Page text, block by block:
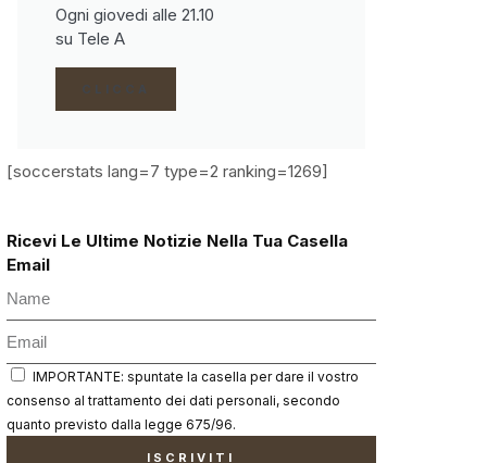
Ogni giovedi alle 21.10
su Tele A
CLICCA
[soccerstats lang=7 type=2 ranking=1269]
Ricevi Le Ultime Notizie Nella Tua Casella
Email
IMPORTANTE: spuntate la casella per dare il vostro
consenso al trattamento dei dati personali, secondo
quanto previsto dalla legge 675/96.
ISCRIVITI